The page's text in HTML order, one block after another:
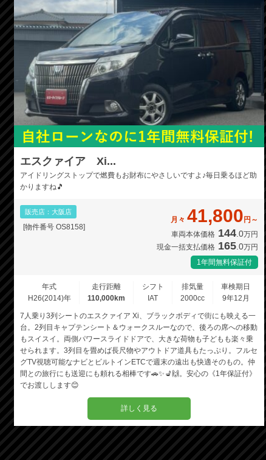
エスクァイア Xi...
アイドリングストップで燃費もお財布にやさしいですよ♪毎日乗るほど助
かりますね🎵
販売店：大阪店
[物件番号 OS8158]
月々41,800 円～
車両本体価格 144.0万円
現金一括支払価格 165.0万円
1年間無料保証付
年式
H26(2014)年
走行距離
110,000km
シフト
IAT
排気量
2000cc
車検期日
9年12月
7人乗り3列シートのエスクァイア Xi、ブラックボディで街にも映える一
台。2列目キャプテンシート＆ウォークスルーなので、後ろの席への移動
もスイスイ。両側パワースライドドアで、大きな荷物も子どもも楽々乗
せられます。3列目を畳めば長尺物やアウトドア道具もたっぷり。フルセ
グTV視聴可能なナビとビルトインETCで週末の遠出も快適そのもの。仲
間との旅行にも送迎にも頼れる相棒です🚗✨💺🙌。安心の《1年保証付》
でお渡しします😊
詳しく見る